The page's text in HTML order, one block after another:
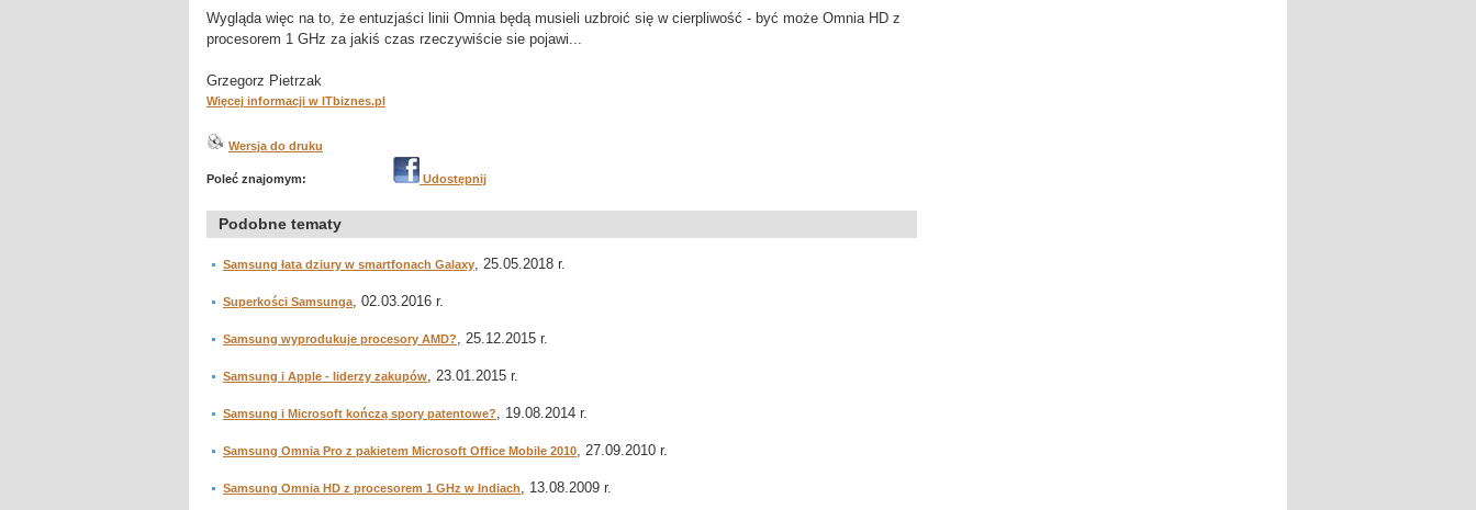
Wygląda więc na to, że entuzjaści linii Omnia będą musieli uzbroić się w cierpliwość - być może Omnia HD z
procesorem 1 GHz za jakiś czas rzeczywiście sie pojawi...
Grzegorz Pietrzak
Więcej informacji w ITbiznes.pl
Wersja do druku
Poleć znajomym: Udostępnij
Podobne tematy
Samsung łata dziury w smartfonach Galaxy, 25.05.2018 r.
Superkości Samsunga, 02.03.2016 r.
Samsung wyprodukuje procesory AMD?, 25.12.2015 r.
Samsung i Apple - liderzy zakupów, 23.01.2015 r.
Samsung i Microsoft kończą spory patentowe?, 19.08.2014 r.
Samsung Omnia Pro z pakietem Microsoft Office Mobile 2010, 27.09.2010 r.
Samsung Omnia HD z procesorem 1 GHz w Indiach, 13.08.2009 r.